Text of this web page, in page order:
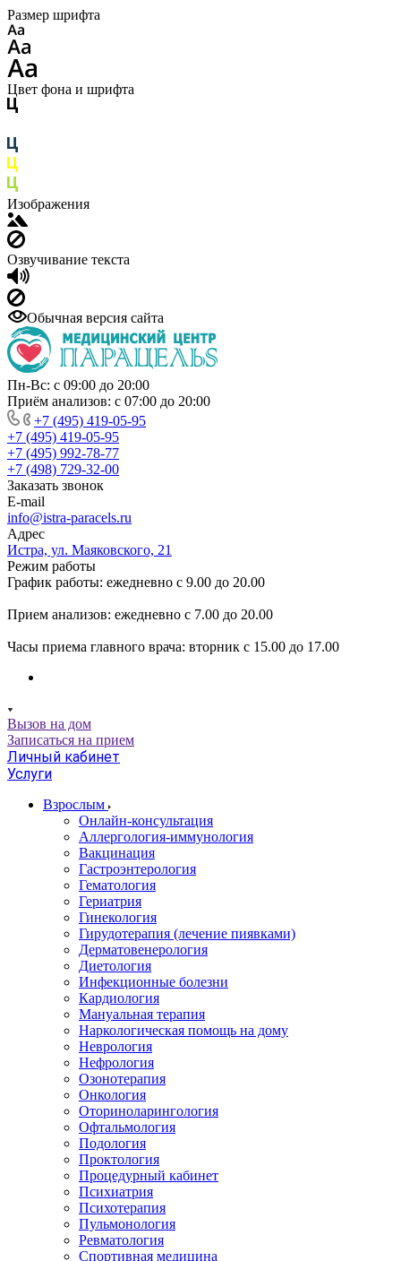
Размер шрифта
Цвет фона и шрифта
Изображения
Озвучивание текста
Обычная версия сайта
Пн-Вс: с 09:00 до 20:00
Приём анализов: с 07:00 до 20:00
+7 (495) 419-05-95
+7 (495) 419-05-95
+7 (495) 992-78-77
+7 (498) 729-32-00
Заказать звонок
E-mail
info@istra-paracels.ru
Адрес
Истра, ул. Маяковского, 21
Режим работы
График работы: ежедневно с 9.00 до 20.00
Прием анализов: ежедневно с 7.00 до 20.00
Часы приема главного врача: вторник с 15.00 до 17.00
Вызов на дом
Записаться на прием
Личный кабинет
Услуги
Взрослым
Онлайн-консультация
Аллергология-иммунология
Вакцинация
Гастроэнтерология
Гематология
Гериатрия
Гинекология
Гирудотерапия (лечение пиявками)
Дерматовенерология
Диетология
Инфекционные болезни
Кардиология
Мануальная терапия
Наркологическая помощь на дому
Неврология
Нефрология
Озонотерапия
Онкология
Оториноларингология
Офтальмология
Подология
Проктология
Процедурный кабинет
Психиатрия
Психотерапия
Пульмонология
Ревматология
Спортивная медицина